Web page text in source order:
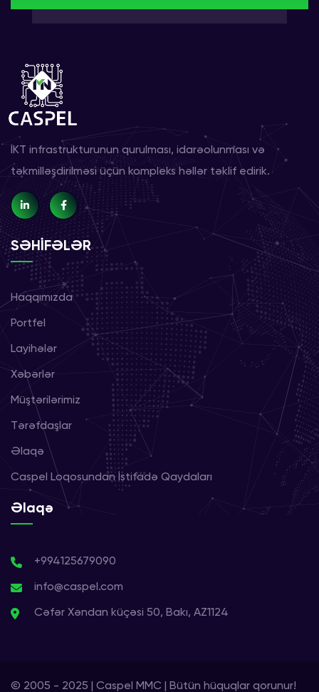
İKT infrastrukturunun qurulması, idarəolunması və
təkmilləşdirilməsi üçün kompleks həllər təklif edirik.
SƏHİFƏLƏR
Haqqımızda
Portfel
Layihələr
Xəbərlər
Müştərilərimiz
Tərəfdaşlar
Əlaqə
Caspel Loqosundan İstifadə Qaydaları
Əlaqə
+994125679090
info@caspel.com
Cəfər Xəndan küçəsi 50, Bakı, AZ1124
© 2005 - 2025 | Caspel MMC | Bütün hüquqlar qorunur!